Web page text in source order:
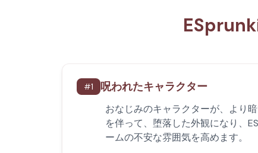
#1 呪われたキャラクター
おなじみのキャラクターが、より
を伴って、堕落した外観になり、
ームの不安な雰囲気を高めます。